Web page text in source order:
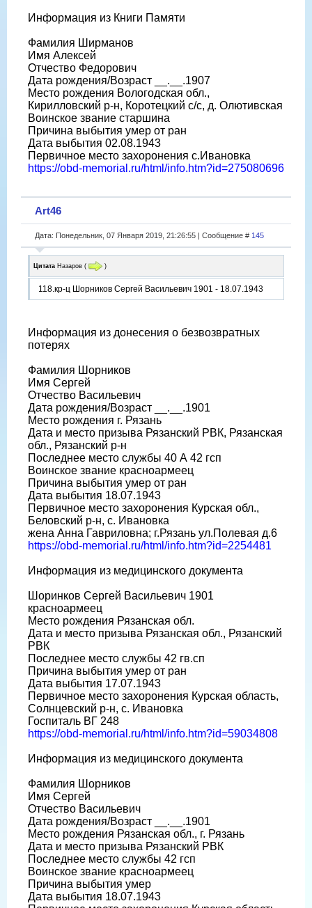
Информация из Книги Памяти
Фамилия Ширманов
Имя Алексей
Отчество Федорович
Дата рождения/Возраст __.__.1907
Место рождения Вологодская обл.,
Кирилловский р-н, Коротецкий с/с, д. Олютивская
Воинское звание старшина
Причина выбытия умер от ран
Дата выбытия 02.08.1943
Первичное место захоронения с.Ивановка
https://obd-memorial.ru/html/info.htm?id=275080696
Art46
Дата: Понедельник, 07 Января 2019, 21:26:55 | Сообщение # 145
Цитата Назаров ( )
118.кр-ц Шорников Сергей Васильевич 1901 - 18.07.1943
Информация из донесения о безвозвратных
потерях
Фамилия Шорников
Имя Сергей
Отчество Васильевич
Дата рождения/Возраст __.__.1901
Место рождения г. Рязань
Дата и место призыва Рязанский РВК, Рязанская
обл., Рязанский р-н
Последнее место службы 40 А 42 гсп
Воинское звание красноармеец
Причина выбытия умер от ран
Дата выбытия 18.07.1943
Первичное место захоронения Курская обл.,
Беловский р-н, с. Ивановка
жена Анна Гавриловна; г.Рязань ул.Полевая д.6
https://obd-memorial.ru/html/info.htm?id=2254481
Информация из медицинского документа
Шоринков Сергей Васильевич 1901
красноармеец
Место рождения Рязанская обл.
Дата и место призыва Рязанская обл., Рязанский
РВК
Последнее место службы 42 гв.сп
Причина выбытия умер от ран
Дата выбытия 17.07.1943
Первичное место захоронения Курская область,
Солнцевский р-н, с. Ивановка
Госпиталь ВГ 248
https://obd-memorial.ru/html/info.htm?id=59034808
Информация из медицинского документа
Фамилия Шорников
Имя Сергей
Отчество Васильевич
Дата рождения/Возраст __.__.1901
Место рождения Рязанская обл., г. Рязань
Дата и место призыва Рязанский РВК
Последнее место службы 42 гсп
Воинское звание красноармеец
Причина выбытия умер
Дата выбытия 18.07.1943